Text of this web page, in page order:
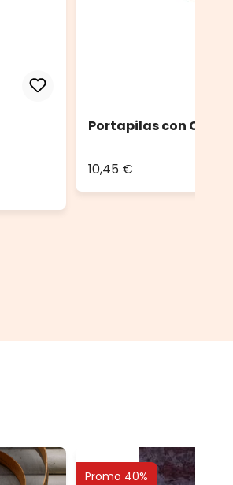
Portapilas con
10,45 €
Promo 40%